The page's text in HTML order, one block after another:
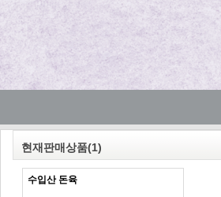
현재판매상품(1)
수입산 돈육